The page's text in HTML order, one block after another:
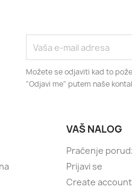
Možete se odjaviti kad to
"Odjavi me" putem naše
VAŠ NALOG
Praćenje
Prijavi se
Create account